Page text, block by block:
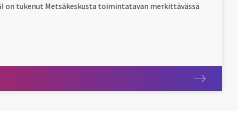
on tukenut Metsäkeskusta toimintatavan merkittävässä